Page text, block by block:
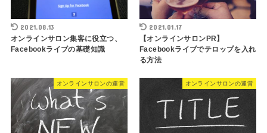
2021.08.13
オンラインサロン集客に役立つ、
Facebookライブの基礎知識
2021.01.17
【オンラインサロンPR】
Facebookライブでテロップを入れ
る方法
オンラインサロンの運営 オンラインサロンの運営